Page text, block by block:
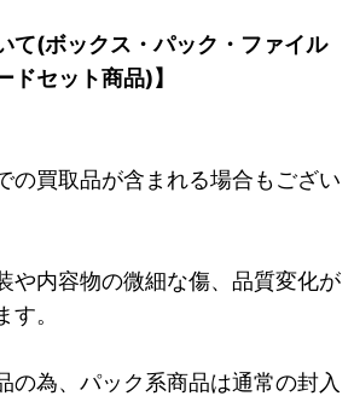
て(ボックス・パック・ファイル
ドセット商品)】
の買取品が含まれる場合もござい
や内容物の微細な傷、品質変化が
。
の為、パック系商品は通常の封入